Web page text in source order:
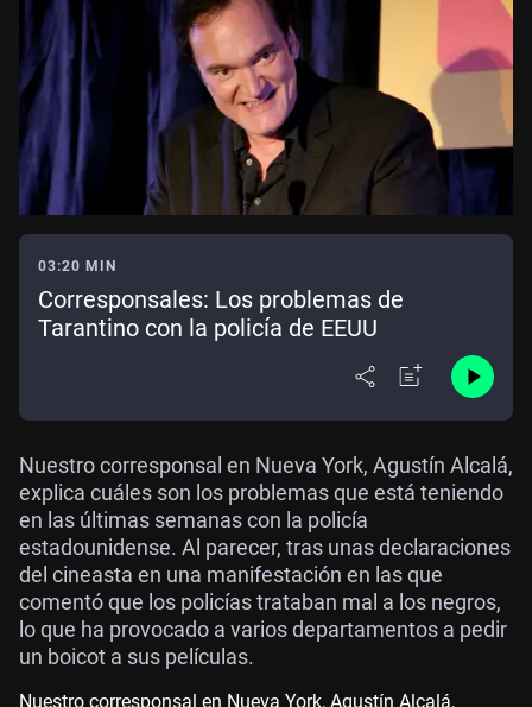
03:20 MIN
Corresponsales: Los problemas de
Tarantino con la policía de EEUU
Nuestro corresponsal en Nueva York, Agustín Alcalá,
explica cuáles son los problemas que está teniendo
en las últimas semanas con la policía
estadounidense. Al parecer, tras unas declaraciones
del cineasta en una manifestación en las que
comentó que los policías trataban mal a los negros,
lo que ha provocado a varios departamentos a pedir
un boicot a sus películas.
Nuestro corresponsal en Nueva York, Agustín Alcalá,